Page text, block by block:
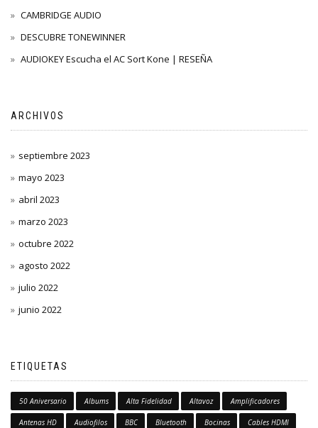
CAMBRIDGE AUDIO
DESCUBRE TONEWINNER
AUDIOKEY Escucha el AC Sort Kone | RESEÑA
ARCHIVOS
septiembre 2023
mayo 2023
abril 2023
marzo 2023
octubre 2022
agosto 2022
julio 2022
junio 2022
ETIQUETAS
50 Aniversario Albums Alta Fidelidad Altavoz Amplificadores
Antenas HD Audiofilos BBC Bluetooth Bocinas Cables HDMI